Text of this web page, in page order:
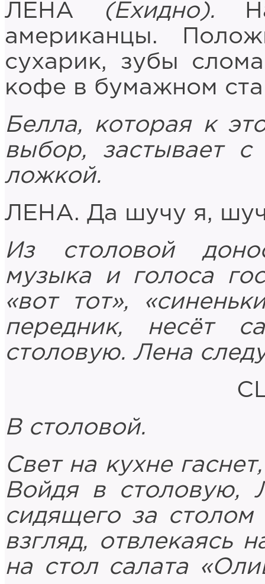
ЛЕНА
(Ехидно).
американцы.
сухарик, зубы
кофе в бумажном
Белла, которая к
выбор, застывает с
ложкой.
ЛЕНА. Да шучу я,
Из столовой
музыка и голоса
«вот тот»,
передник, несёт
столовую. Лена
В столовой.
Свет на кухне
Войдя в столовую,
сидящего за
взгляд, отвлекаясь
на стол салата